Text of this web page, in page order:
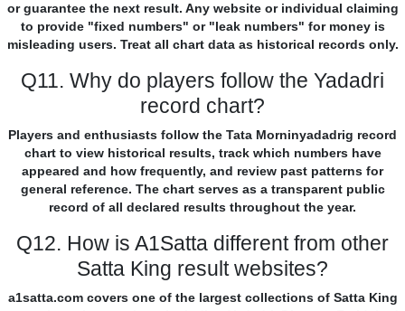
or guarantee the next result. Any website or individual claiming
to provide "fixed numbers" or "leak numbers" for money is
misleading users. Treat all chart data as historical records only.
Q11. Why do players follow the Yadadri
record chart?
Players and enthusiasts follow the Tata Morninyadadrig record
chart to view historical results, track which numbers have
appeared and how frequently, and review past patterns for
general reference. The chart serves as a transparent public
record of all declared results throughout the year.
Q12. How is A1Satta different from other
Satta King result websites?
a1satta.com covers one of the largest collections of Satta King